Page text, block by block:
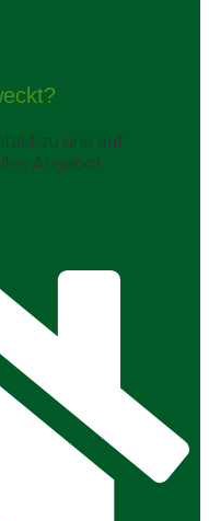
zu uns auf.
Angebot.